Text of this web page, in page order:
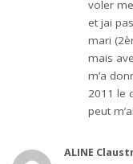
voler
et jai
mari
mais
m’a
2011 le
peut
ALINE